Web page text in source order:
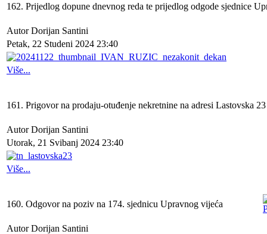
162. Prijedlog dopune dnevnog reda te prijedlog odgode sjednice
Autor Dorijan Santini
Petak, 22 Studeni 2024 23:40
Više...
161. Prigovor na prodaju-otuđenje nekretnine na adresi Lastovska
Autor Dorijan Santini
Utorak, 21 Svibanj 2024 23:40
Više...
160. Odgovor na poziv na 174. sjednicu Upravnog vijeća
Autor Dorijan Santini